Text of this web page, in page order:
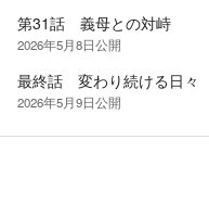
第31話 義母との対峙
2026年5月8日公開
最終話 変わり続ける日々
2026年5月9日公開